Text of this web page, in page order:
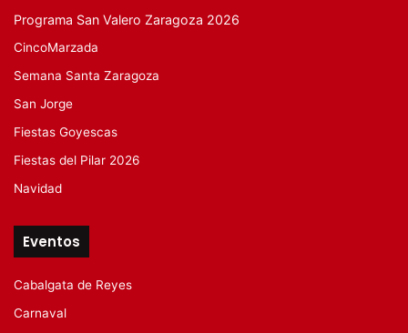
Programa San Valero Zaragoza 2026
CincoMarzada
Semana Santa Zaragoza
San Jorge
Fiestas Goyescas
Fiestas del Pilar 2026
Navidad
Eventos
Cabalgata de Reyes
Carnaval